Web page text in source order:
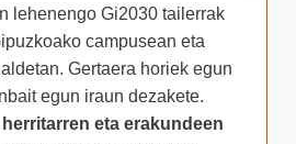
lehenengo Gi2030 tailerrak
campusean eta
Gertaera horiek egun
egun iraun dezakete.
herritarren eta erakundeen